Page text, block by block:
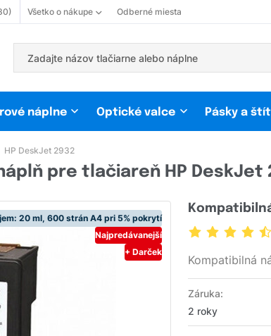
Všetko o nákupe Odberné miesta
náplne Optické valce Pásky a
HP DeskJet 2932
pre tlačiareň HP DeskJet
20 ml, 600 strán A4 pri 5% pokrytí
Najpredávanejší
+ Darček
Kompatibilná
Záruka:
2 roky